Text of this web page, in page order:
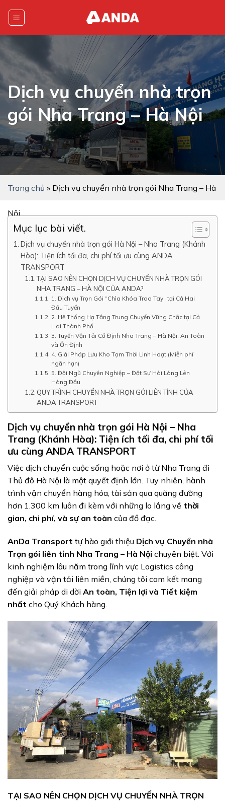
Dịch vụ chuyển nhà trọn
gói Nha Trang – Hà Nội
Trang chủ » Dịch vụ chuyển nhà trọn gói Nha Trang – Hà
Nội
Mục lục bài viết.
Dịch vụ chuyển nhà trọn gói Hà Nội – Nha Trang (Khánh
Hòa): Tiện ích tối đa, chi phí tối ưu cùng ANDA
TRANSPORT
TẠI SAO NÊN CHỌN DỊCH VỤ CHUYỂN NHÀ TRỌN GÓI
NHA TRANG – HÀ NỘI CỦA ANDA?
1. Dịch vụ Trọn Gói “Chìa Khóa Trao Tay” tại Cả Hai
Đầu Tuyến
2. Hệ Thống Hạ Tầng Trung Chuyển Vững Chắc tại Cả
Hai Thành Phố
3. Tuyến Vận Tải Cố Định Nha Trang – Hà Nội: An Toàn
và Ổn Định
4. Giải Pháp Lưu Kho Tạm Thời Linh Hoạt (Miễn phí
ngắn hạn)
5. Đội Ngũ Chuyên Nghiệp – Đặt Sự Hài Lòng Lên
Hàng Đầu
QUY TRÌNH CHUYỂN NHÀ TRỌN GÓI LIÊN TỈNH CỦA
ANDA TRANSPORT
Dịch vụ chuyển nhà trọn gói Hà Nội – Nha
Trang (Khánh Hòa): Tiện ích tối đa, chi phí tối
ưu cùng ANDA TRANSPORT
Việc dịch chuyển cuộc sống hoặc nơi ở từ Nha Trang đi
Thủ đô Hà Nội là một quyết định lớn. Tuy nhiên, hành
trình vận chuyển hàng hóa, tài sản qua quãng đường
hơn 1.300 km luôn đi kèm với những lo lắng về thời
gian, chi phí, và sự an toàn của đồ đạc.
AnDa Transport tự hào giới thiệu Dịch vụ Chuyển nhà
Trọn gói liên tỉnh Nha Trang – Hà Nội chuyên biệt. Với
kinh nghiệm lâu năm trong lĩnh vực Logistics công
nghiệp và vận tải liên miền, chúng tôi cam kết mang
đến giải pháp di dời An toàn, Tiện lợi và Tiết kiệm
nhất cho Quý Khách hàng.
TẠI SAO NÊN CHỌN DỊCH VỤ CHUYỂN NHÀ TRỌN